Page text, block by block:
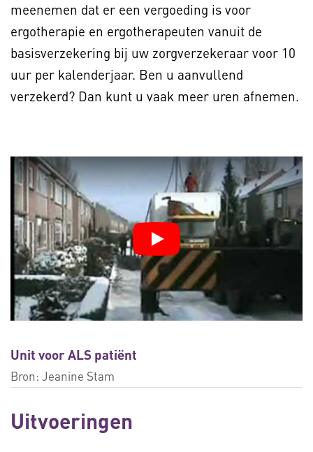
meenemen dat er een vergoeding is voor
ergotherapie en ergotherapeuten vanuit de
basisverzekering bij uw zorgverzekeraar voor 10
uur per kalenderjaar. Ben u aanvullend
verzekerd? Dan kunt u vaak meer uren afnemen.
Unit voor ALS patiënt
Bron: Jeanine Stam
Uitvoeringen